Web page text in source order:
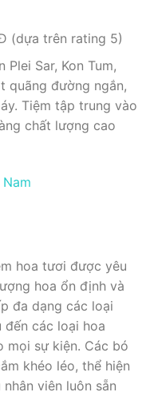
(dựa trên rating 5)
Sar, Kon Tum,
quãng đường ngắn,
Tiệm tập trung vào
chất lượng cao
hoa tươi được yêu
hoa ổn định và
đa dạng các loại
đến các loại hoa
mọi sự kiện. Các bó
khéo léo, thể hiện
viên luôn sẵn